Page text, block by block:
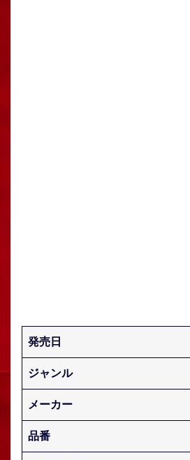
発売日
ジャンル
メーカー
品番